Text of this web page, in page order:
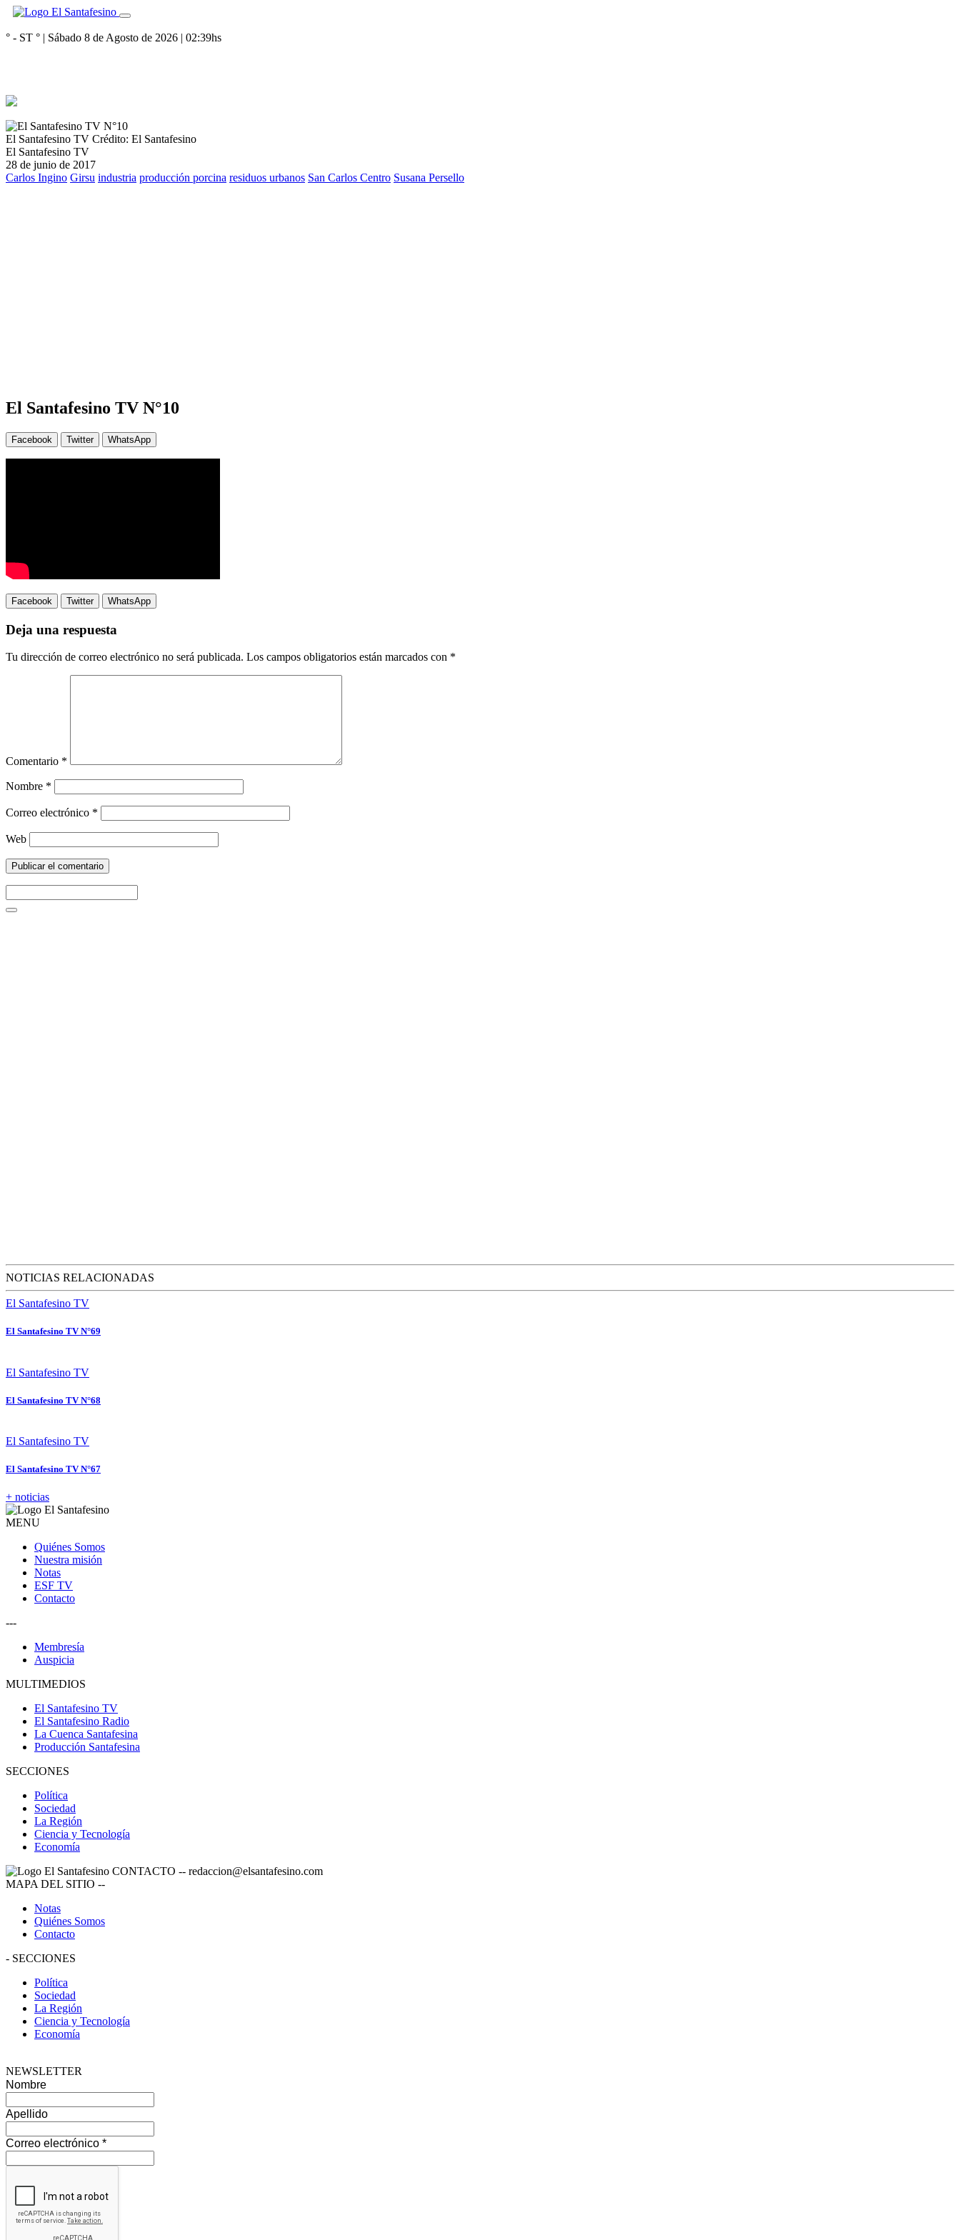
° - ST ° | Sábado 8 de Agosto de 2026 | 02:39hs
El Santafesino TV Crédito: El Santafesino
El Santafesino TV
28 de junio de 2017
Carlos Ingino Girsu industria producción porcina residuos urbanos San Carlos Centro Susana Persello
El Santafesino TV N°10
Facebook Twitter WhatsApp
Facebook Twitter WhatsApp
Deja una respuesta
Tu dirección de correo electrónico no será publicada. Los campos obligatorios están marcados con *
Comentario *
Nombre *
Correo electrónico *
Web
NOTICIAS RELACIONADAS
El Santafesino TV
El Santafesino TV N°69
El Santafesino TV
El Santafesino TV N°68
El Santafesino TV
El Santafesino TV N°67
+ noticias
MENU
Quiénes Somos
Nuestra misión
Notas
ESF TV
Contacto
---
Membresía
Auspicia
MULTIMEDIOS
El Santafesino TV
El Santafesino Radio
La Cuenca Santafesina
Producción Santafesina
SECCIONES
Política
Sociedad
La Región
Ciencia y Tecnología
Economía
CONTACTO -- redaccion@elsantafesino.com
MAPA DEL SITIO --
Notas
Quiénes Somos
Contacto
- SECCIONES
Política
Sociedad
La Región
Ciencia y Tecnología
Economía
NEWSLETTER
Nombre
Apellido
Correo electrónico *